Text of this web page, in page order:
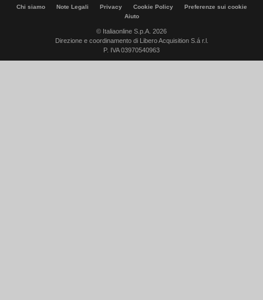
Chi siamo Note Legali Privacy Cookie Policy
Preferenze sui cookie
Aiuto
© Italiaonline S.p.A. 2026
Direzione e coordinamento di Libero Acquisition S.á r.l.
P. IVA 03970540963